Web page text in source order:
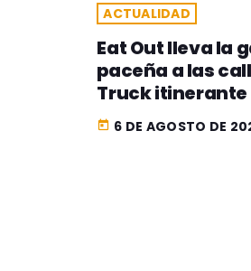
ACTUALIDAD
Eat Out lleva la
paceña a las
Truck itinerante
today 6 DE AGOSTO DE